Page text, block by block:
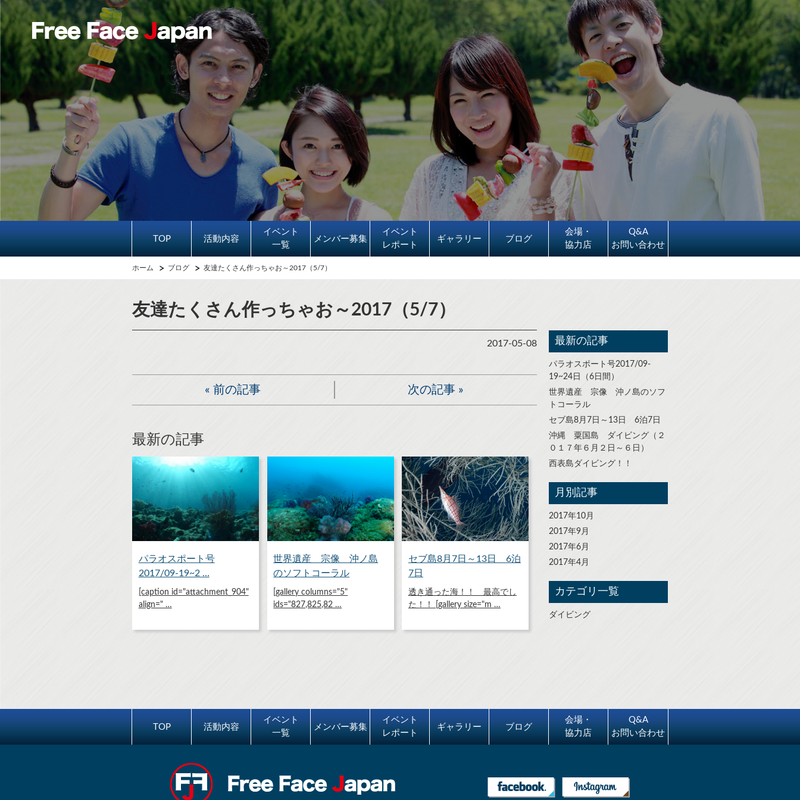
TOP 活動内容
イベント
一覧
メンバー募集
イベント
レポート
ギャラリー ブログ
会場・
協力店
Q&A
お問い合わせ
ホーム ブログ 友達たくさん作っちゃお～2017（5/7）
友達たくさん作っちゃお～2017（5/7）
2017-05-08
«前の記事 次の記事 »
最新の記事
パラオスポート号
2017/09-19~2 …
[caption id="attachment_904"
align=" …
世界遺産 宗像 沖ノ島
のソフトコーラル
[gallery columns="5"
ids="827,825,82 …
セブ島8月7日～13日 6泊
7日
透き通った海！！ 最高でし
た！！ [gallery size="m …
最新の記事
パラオスポート号2017/09-
19~24日（6日間）
世界遺産 宗像 沖ノ島のソフ
トコーラル
セブ島8月7日～13日 6泊7日
沖縄 粟国島 ダイビング（２
０１７年６月２日～６日）
西表島ダイビング！！
月別記事
2017年10月
2017年9月
2017年6月
2017年4月
カテゴリ一覧
ダイビング
TOP 活動内容
イベント
一覧
メンバー募集
イベント
レポート
ギャラリー ブログ
会場・
協力店
Q&A
お問い合わせ